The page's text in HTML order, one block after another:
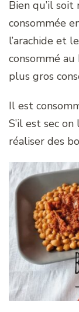
Bien qu’il
consommée
l’arachide et
consommé
plus gros
Il est
S’il est sec
réaliser des